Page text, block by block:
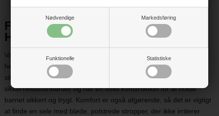
Nødvendige Markedsføring
Funktionelle Statistiske
FAQ:
Hvilken barnevognssele er bedst?
Valget af den bedste barnevognssele afhænger af flere faktorer,
herunder sikkerhed, komfort og funktionalitet. Når det kommer til
sikkerhed, er det vigtigt at vælge en sele, der opfylder de nyeste
sikkerhedsstandarder og har en solid konstruktion for at holde
barnet sikkert og trygt. Komfort er også afgørende, så det er vigtigt
at finde en sele med bløde, polstrede stropper, der ikke irriterer